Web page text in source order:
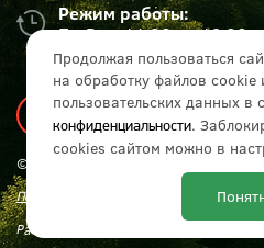
Режим работы:
Пн-Вс с 11:00 до 19:00
© СК «Русский лес», 2017 - 2026 г.
Политика конфиденциальности
Разработка и продвижение сайта:
Продолжая пользоваться
на обработку файлов cookie
пользовательских данных в
конфиденциальности.
cookies сайтом можно в